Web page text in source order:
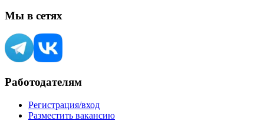
Мы в сетях
Работодателям
Регистрация/вход
Разместить вакансию